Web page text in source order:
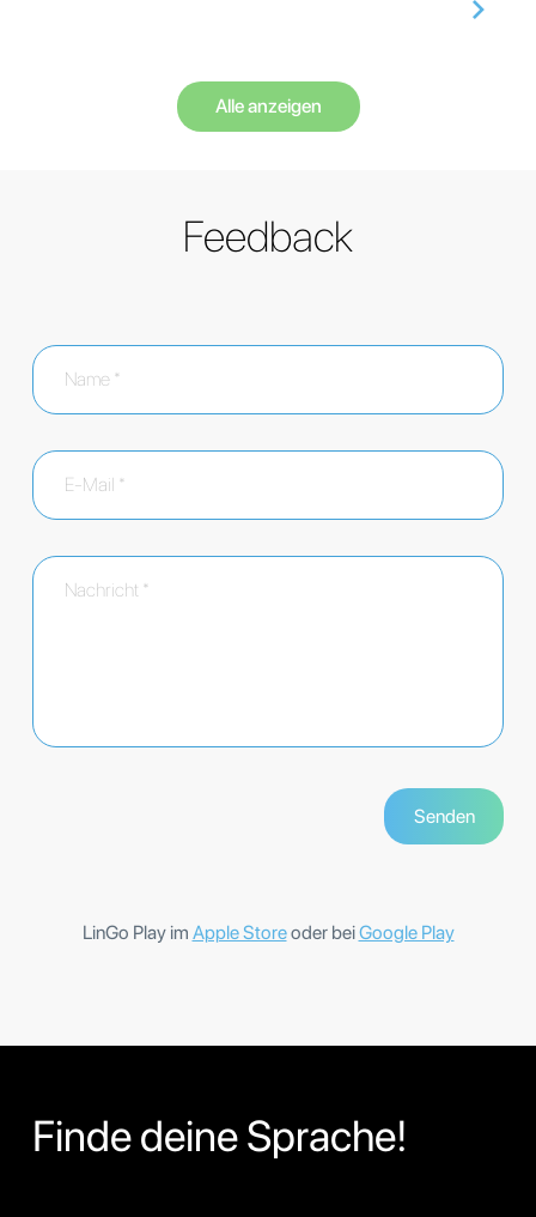
Alle anzeigen
Feedback
LinGo Play im Apple Storeoder beiGoogle Play
Finde deine Sprache!